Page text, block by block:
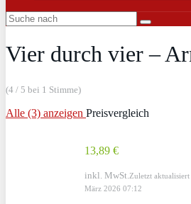
Vier durch vier –
(4 / 5 bei 1 Stimme)
Alle (3) anzeigen Preisvergleich
13,89 €
inkl. MwSt. Zuletzt aktualisiert
März 2026 07:12